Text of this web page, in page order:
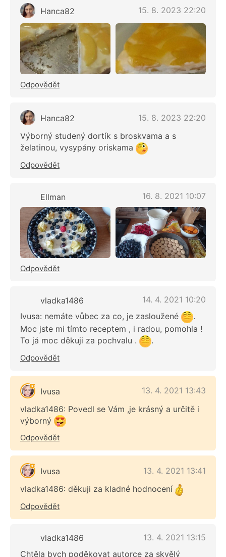
Hanca82 15. 8. 2023 22:20
Odpovědět
Hanca82
15. 8. 2023 22:20
Výborný studený dortík s broskvama a s
želatinou, vysypány oriskama
Odpovědět
Ellman 16. 8. 2021 10:07
Odpovědět
vladka1486
14. 4. 2021 10:20
Ivusa: nemáte vůbec za co, je zasloužené
.
Moc jste mi tímto receptem , i radou, pomohla !
To já moc děkuji za pochvalu .
.
Odpovědět
Ivusa
13. 4. 2021 13:43
vladka1486: Povedl se Vám ,je krásný a určitě i
výborný
Odpovědět
Ivusa
13. 4. 2021 13:41
vladka1486: děkuji za kladné hodnocení
Odpovědět
vladka1486
13. 4. 2021 13:15
Chtěla bych poděkovat autorce za skvělý